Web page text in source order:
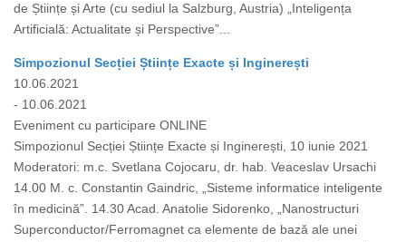
de Științe și Arte (cu sediul la Salzburg, Austria) „Inteligența
Artificială: Actualitate și Perspective”...
Simpozionul Secției Științe Exacte și Inginerești
10.06.2021
- 10.06.2021
Eveniment cu participare ONLINE
Simpozionul Secției Științe Exacte și Inginerești, 10 iunie 2021
Moderatori: m.c. Svetlana Cojocaru, dr. hab. Veaceslav Ursachi
14.00 M. c. Constantin Gaindric, „Sisteme informatice inteligente
în medicină”. 14.30 Acad. Anatolie Sidorenko, „Nanostructuri
Superconductor/Ferromagnet ca elemente de bază ale unei